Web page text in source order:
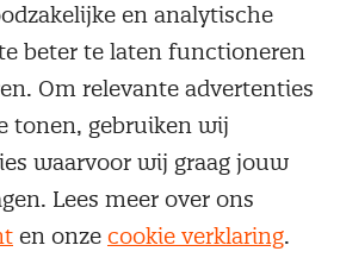
trainingen
beherenOnzealgemene
en analytische
beter te laten functioneren
Om relevante advertenties
tonen, gebruiken wij
waarvoor wij graag jouw
Lees meer over ons
en onze cookie verklaring.